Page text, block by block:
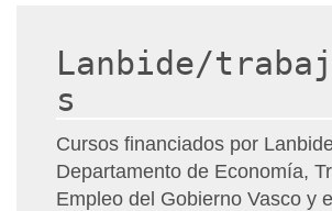
Lanbide/
s
Cursos financiados por
Departamento de Economía,
Empleo del Gobierno Vasco y